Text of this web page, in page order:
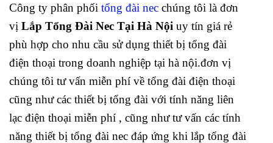
Công ty phân phối tổng đài nec chúng tôi là đơn
vị Lắp Tổng Đài Nec Tại Hà Nội uy tín giá rẻ
phù hợp cho nhu cầu sử dụng thiết bị tổng đài
điện thoại trong doanh nghiệp tại hà nội.đơn vị
chúng tôi tư vấn miễn phí về tổng đài điện thoại
cũng như các thiết bị tổng đài với tính năng liên
lạc điện thoại miễn phí , cũng như tư vấn các tính
năng thiết bị tổng đài nec đáp ứng khi lắp tổng đài